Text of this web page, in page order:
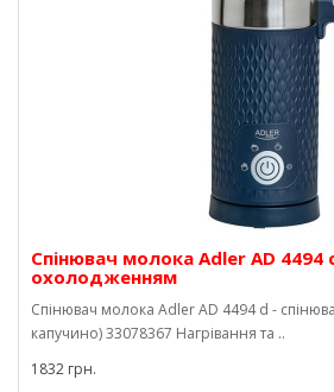
Спінювач молока Adler AD 4494
охолодженням
Спінювач молока Adler AD 4494 d -
капучино) 33078367 Нагрівання та ..
1832 грн.